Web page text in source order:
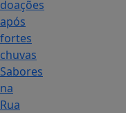
doações
após
fortes
chuvas
Sabores
na
Rua